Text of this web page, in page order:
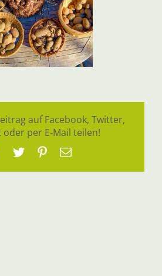
auf Facebook, Twitter,
per E-Mail teilen!
Facebook
TwitterPinterest
E-